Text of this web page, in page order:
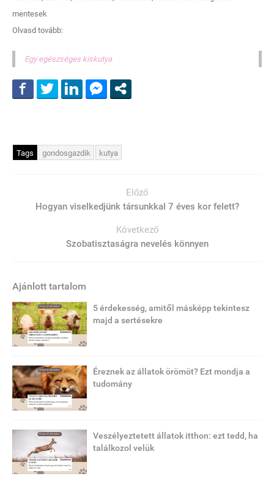
mentesek
Olvasd tovább:
Egy egészséges kiskutya
Tags gondosgazdik kutya
Előző
Hogyan viselkedjünk társunkkal 7 éves kor felett?
Következő
Szobatisztaságra nevelés könnyen
Ajánlott tartalom
5 érdekesség, amitől másképp tekintesz
majd a sertésekre
Éreznek az állatok örömöt? Ezt mondja a
tudomány
Veszélyeztetett állatok itthon: ezt tedd, ha
találkozol velük